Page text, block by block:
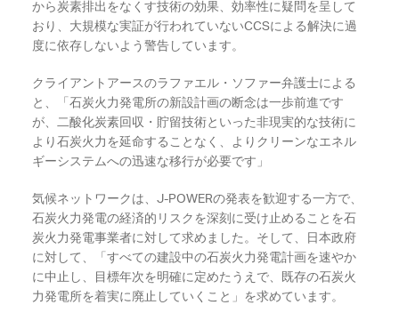
から炭素排出をなくす技術の効果、効率性に疑問を呈して
おり、大規模な実証が行われていないCCSによる解決に過
度に依存しないよう警告しています。
クライアントアースのラファエル・ソファー弁護士による
と、「石炭火力発電所の新設計画の断念は一歩前進です
が、二酸化炭素回収・貯留技術といった非現実的な技術に
より石炭火力を延命することなく、よりクリーンなエネル
ギーシステムへの迅速な移行が必要です」
気候ネットワークは、J-POWERの発表を歓迎する一方で、
石炭火力発電の経済的リスクを深刻に受け止めることを石
炭火力発電事業者に対して求めました。そして、日本政府
に対して、「すべての建設中の石炭火力発電計画を速やか
に中止し、目標年次を明確に定めたうえで、既存の石炭火
力発電所を着実に廃止していくこと」を求めています。